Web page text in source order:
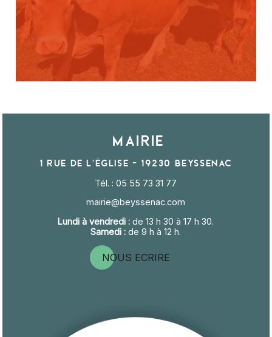
Mairie
1 rue de l'église - 19230 BEYSSENAC
Tél. : 05 55 73 31 77
mairie@beyssenac.com
Lundi à vendredi : de 13 h 30 à 17 h 30.
Samedi : de 9 h à 12 h.
NOUS ECRIRE